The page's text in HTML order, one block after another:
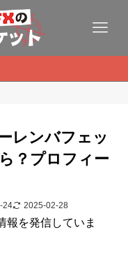
レンバフェッ
？プロフィー
24 2025-02-28
報を発信していま